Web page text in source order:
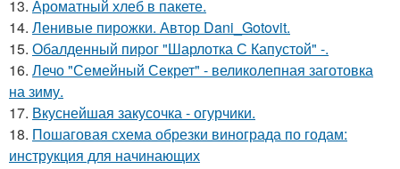
13. Ароматный хлеб в пакете.
14. Ленивые пирожки. Автор Dani_Gotovit.
15. Обалденный пирог "Шарлотка С Капустой" -.
16. Лечо "Семейный Секрет" - великолепная заготовка
на зиму.
17. Вкуснейшая закусочка - огурчики.
18. Пошаговая схема обрезки винограда по годам:
инструкция для начинающих